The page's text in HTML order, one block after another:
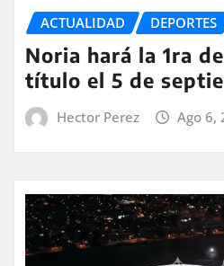
ACTUALIDAD DEPORTES
Noria hará la 1ra
título el 5 de
Hector Perez Ago 6,